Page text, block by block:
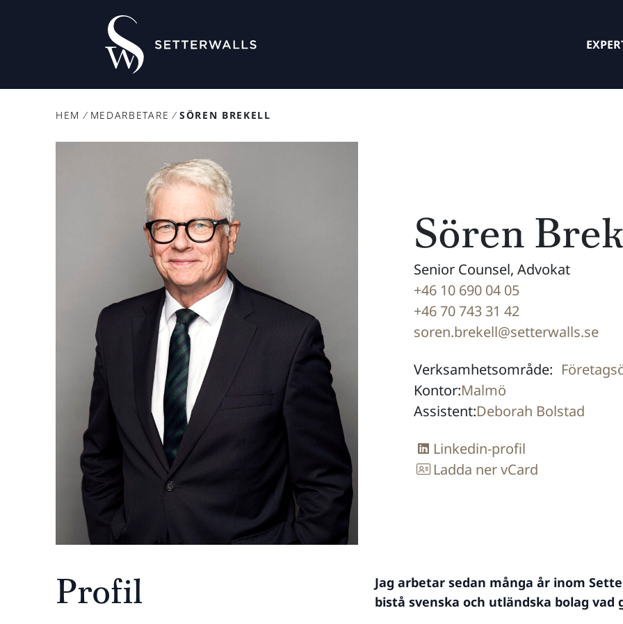
HEM / MEDARBETARE / SÖREN BREKELL
Sören
Senior Counsel, Advokat
+46 10 690 04 05
+46 70 743 31 42
soren.brekell@setterwalls.se
Verksamhetsområde:
Kontor:Malmö
Assistent:Deborah Bolstad
Linkedin-profil
Ladda ner vCard
Profil
Jag arbetar sedan många år inom
bistå svenska och utländska bolag